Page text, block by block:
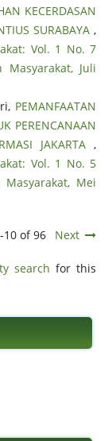
KECERDASAN
SURABAYA ,
Vol. 1 No. 7
Masyarakat, Juli
PEMANFAATAN
PERENCANAAN
JAKARTA ,
Vol. 1 No. 5
Masyarakat, Mei
10 of 96 Next
search for this